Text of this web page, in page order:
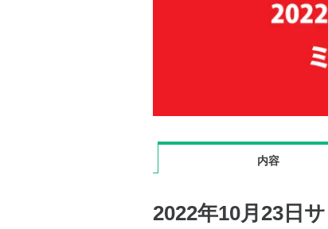
内容
2022年10月23日